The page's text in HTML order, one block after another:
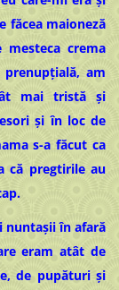
făcea maioneză
crema
am
mai tristă și
și în loc de
s-a făcut ca
că pregtirile au
în afară
eram atât de
de pupături și